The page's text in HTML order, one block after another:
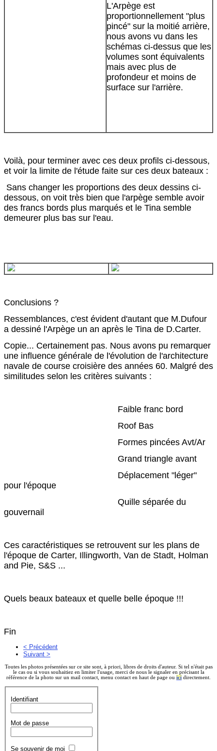
L'Arpège est
proportionnellement "plus
pincé" sur la moitié arrière,
nous avons vu dans les
schémas ci-dessus que les
volumes sont équivalents
mais avec plus de
profondeur et moins de
surface sur l'arrière.
Voilà, pour terminer avec ces deux profils ci-dessous,
et voir la limite de l'étude faite sur ces deux bateaux :
Sans changer les proportions des deux dessins ci-
dessous, on voit très bien que l'arpège semble avoir
des francs bords plus marqués et le Tina semble
demeurer plus bas sur l'eau.
Conclusions ?
Ressemblances, c'est évident d'autant que M.Dufour
a dessiné l'Arpège un an après le Tina de D.Carter.
Copie... Certainement pas. Nous avons pu remarquer
une influence générale de l'évolution de l'architecture
navale de course croisière des années 60. Malgré des
similitudes selon les critères suivants :
Faible franc bord
Roof Bas
Formes pincées Avt/Ar
Grand triangle avant
Déplacement "léger"
pour l'époque
Quille séparée du
gouvernail
Ces caractéristiques se retrouvent sur les plans de
l'époque de Carter, Illingworth, Van de Stadt, Holman
and Pie, S&S ...
Quels beaux bateaux et quelle belle époque !!!
Fin
< Précédent
Suivant >
Toutes les photos présentées sur ce site sont, à priori, libres de droits d'auteur. Si tel n'était pas
le cas ou si vous souhaitiez en limiter l'usage, merci de nous le signaler en précisant la
référence de la photo sur un mail contact, menu contact en haut de page ou ici directement.
Identifiant
Mot de passe
Se souvenir de moi